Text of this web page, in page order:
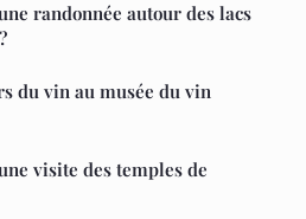
randonnée autour des lacs
du vin au musée du vin
visite des temples de